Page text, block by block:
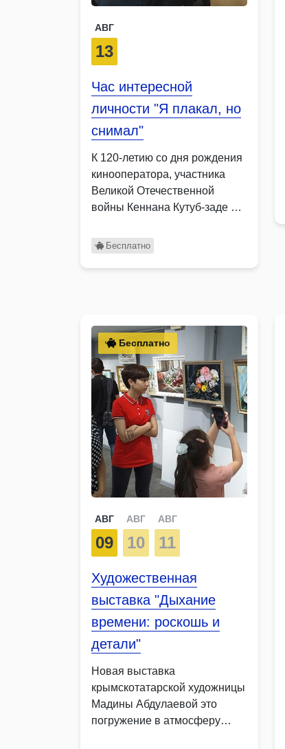
АВГ
13
Час интересной
личности "Я плакал, но
снимал"
К 120-летию со дня рождения
кинооператора, участника
Великой Отечественной
войны Кеннана Кутуб-заде в
Бесплатно
Бесплатно
АВГ
09
АВГ
10
АВГ
11
Художественная
выставка "Дыхание
времени: роскошь и
детали"
Новая выставка
крымскотатарской художницы
Мадины Абдулаевой это
погружение в атмосферу